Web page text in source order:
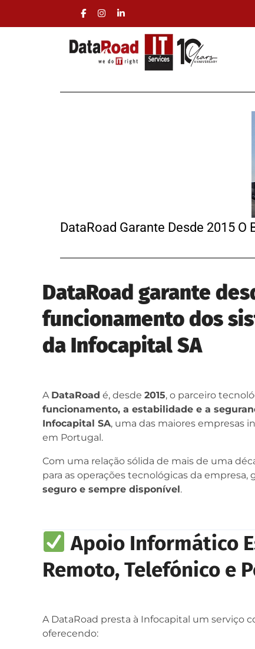
DataRoad Garante Desde 2015
DataRoad garante
funcionamento dos
da Infocapital SA
A DataRoad é, desde 2015, o parceiro
funcionamento, a estabilidade e a
Infocapital SA, uma das maiores empresas
em Portugal.
Com uma relação sólida de mais de uma
para as operações tecnológicas da empresa,
seguro e sempre disponível.
Apoio Informático
Remoto, Telefónico e
A DataRoad presta à Infocapital um serviço
oferecendo: